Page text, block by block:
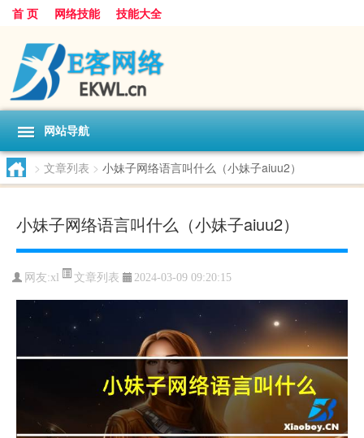
首 页 网络技能 技能大全
网站导航
> 文章列表 > 小妹子网络语言叫什么（小妹子aiuu2）
小妹子网络语言叫什么（小妹子aiuu2）
网友:xl 文章列表 2024-03-09 09:20:15